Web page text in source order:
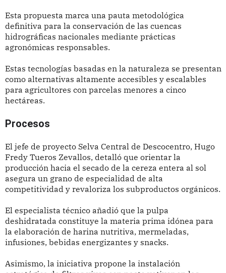
Esta propuesta marca una pauta metodológica
definitiva para la conservación de las cuencas
hidrográficas nacionales mediante prácticas
agronómicas responsables.
Estas tecnologías basadas en la naturaleza se presentan
como alternativas altamente accesibles y escalables
para agricultores con parcelas menores a cinco
hectáreas.
Procesos
El jefe de proyecto Selva Central de Descocentro, Hugo
Fredy Tueros Zevallos, detalló que orientar la
producción hacia el secado de la cereza entera al sol
asegura un grano de especialidad de alta
competitividad y revaloriza los subproductos orgánicos.
El especialista técnico añadió que la pulpa
deshidratada constituye la materia prima idónea para
la elaboración de harina nutritiva, mermeladas,
infusiones, bebidas energizantes y snacks.
Asimismo, la iniciativa propone la instalación